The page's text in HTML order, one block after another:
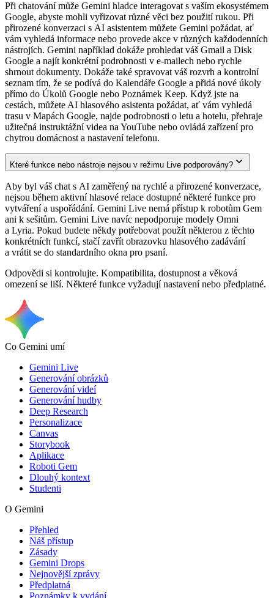
Při chatování může Gemini hladce interagovat s vaším ekosystémem
Google, abyste mohli vyřizovat různé věci bez použití rukou. Při
přirozené konverzaci s AI asistentem můžete Gemini požádat, ať
vám vyhledá informace nebo provede akce v různých každodenních
nástrojích. Gemini například dokáže prohledat váš Gmail a Disk
Google a najít konkrétní podrobnosti v e‑mailech nebo rychle
shrnout dokumenty. Dokáže také spravovat váš rozvrh a kontrolní
seznam tím, že se podívá do Kalendáře Google a přidá nové úkoly
přímo do Úkolů Google nebo Poznámek Keep. Když jste na
cestách, můžete AI hlasového asistenta požádat, ať vám vyhledá
trasu v Mapách Google, najde podrobnosti o letu a hotelu, přehraje
užitečná instruktážní videa na YouTube nebo ovládá zařízení pro
chytrou domácnost a nastavení telefonu.
Které funkce nebo nástroje nejsou v režimu Live podporovány?
Aby byl váš chat s AI zaměřený na rychlé a přirozené konverzace,
nejsou během aktivní hlasové relace dostupné některé funkce pro
vytváření a uspořádání. Gemini Live nemá přístup k robotům Gem
ani k sešitům. Gemini Live navíc nepodporuje modely Omni
a Lyria. Pokud budete někdy potřebovat použít některou z těchto
konkrétních funkcí, stačí zavřít obrazovku hlasového zadávání
a vrátit se do standardního okna pro psaní.
Odpovědi si kontrolujte. Kompatibilita, dostupnost a věková
omezení se liší. Některé funkce vyžadují nastavení nebo předplatné.
Co Gemini umí
Gemini Live
Generování obrázků
Generování videí
Generování hudby
Deep Research
Personalizace
Canvas
Storybook
Aplikace
Roboti Gem
Dlouhý kontext
Studenti
O Gemini
Přehled
Náš přístup
Zásady
Gemini Drops
Nejnovější zprávy
Předplatná